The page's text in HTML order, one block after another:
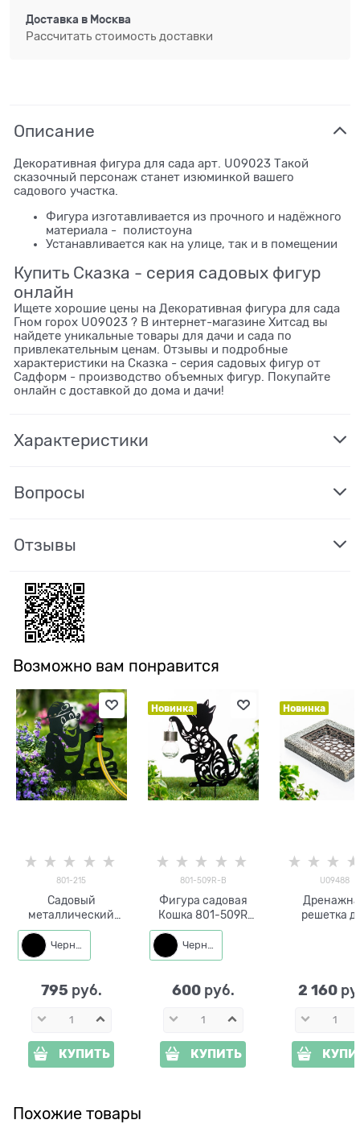
Доставка в Москва
Рассчитать стоимость доставки
Описание
Декоративная фигура для сада арт. U09023 Такой
сказочный персонаж станет изюминкой вашего
садового участка.
Фигура изготавливается из прочного и надёжного
материала - полистоуна
Устанавливается как на улице, так и в помещении
Купить Сказка - серия садовых фигур
онлайн
Ищете хорошие цены на Декоративная фигура для сада
Гном горох U09023 ? В интернет-магазине Хитсад вы
найдете уникальные товары для дачи и сада по
привлекательным ценам. Отзывы и подробные
характеристики на Сказка - серия садовых фигур от
Садформ - производство объемных фигур. Покупайте
онлайн с доставкой до дома и дачи!
Характеристики
Вопросы
Отзывы
Возможно вам понравится
801-215
Садовый
металлический
декор с держателем
для шланга Крот
металл
Черный
795 руб.
КУПИТЬ
Новинка
801-509R-B
Фигура садовая
Кошка 801-509R
разборная металл
44 см
Черный
600 руб.
КУПИТЬ
Новинка
U09488
решетка
металл
2 160
Похожие товары